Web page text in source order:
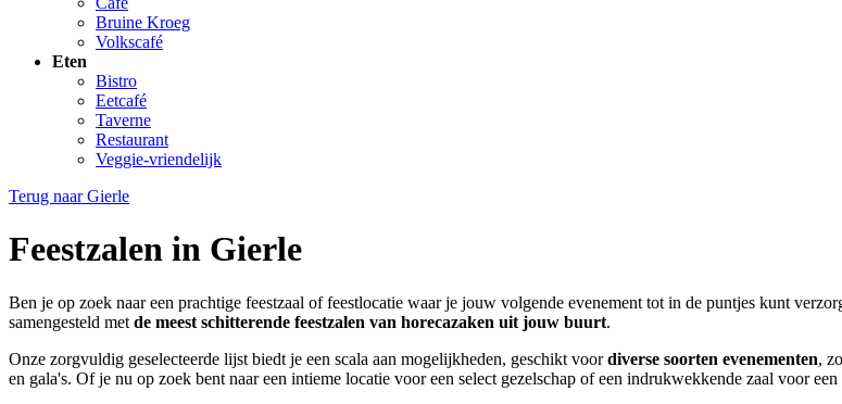
Bruine Kroeg
Volkscafé
Eten
Bistro
Eetcafé
Taverne
Restaurant
Veggie-vriendelijk
Terug naar Gierle
Feestzalen in Gierle
Ben je op zoek naar een prachtige feestzaal of feestlocatie waar je jouw volgende evenement tot in de puntjes kunt
samengesteld met de meest schitterende feestzalen van horecazaken uit jouw buurt.
Onze zorgvuldig geselecteerde lijst biedt je een scala aan mogelijkheden, geschikt voordiverse soorten evenementen,
en gala's. Of je nu op zoek bent naar een intieme locatie voor een select gezelschap of een indrukwekkende zaal voor